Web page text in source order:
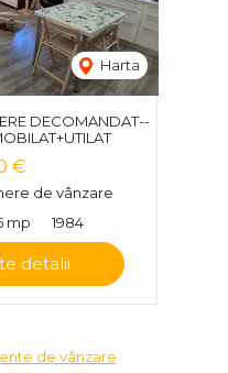
Harta
DECOMANDAT--
€
de vânzare
mp 1984
detalii
de vânzare